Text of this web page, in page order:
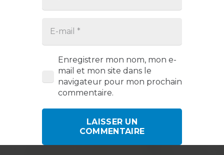
Enregistrer mon nom, mon e-
mail et mon site dans le
navigateur pour mon prochain
commentaire.
LAISSER UN
COMMENTAIRE